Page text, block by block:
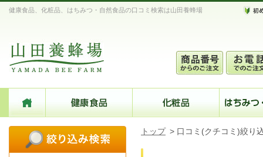
健康食品、化粧品、はちみつ・自然食品の口コミ検索は山田養蜂場
トップ > 口コミ(クチコミ)絞り